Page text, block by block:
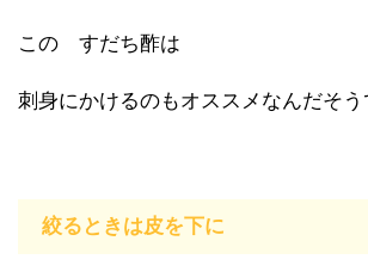
この すだち酢は
刺身にかけるのもオススメなんだそう
絞るときは皮を下に